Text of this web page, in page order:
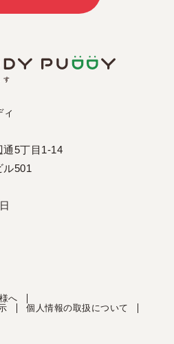
通5丁目1-14
ル501
へ
個人情報の取扱について